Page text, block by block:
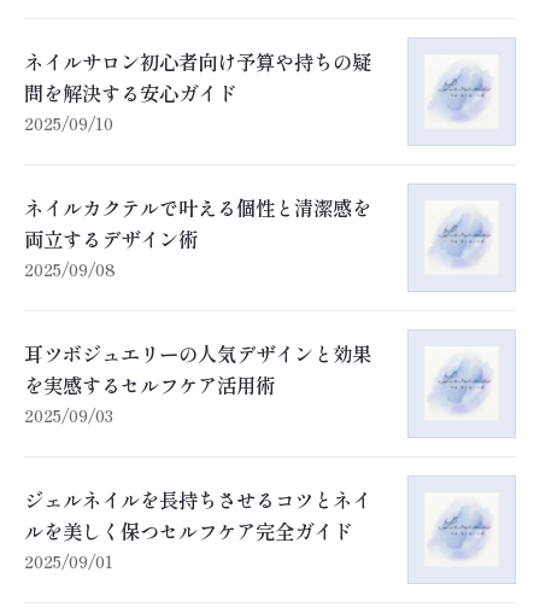
ネイルサロン初心者向け予算や持ちの疑
問を解決する安心ガイド
2025/09/10
ネイルカクテルで叶える個性と清潔感を
両立するデザイン術
2025/09/08
耳ツボジュエリーの人気デザインと効果
を実感するセルフケア活用術
2025/09/03
ジェルネイルを長持ちさせるコツとネイ
ルを美しく保つセルフケア完全ガイド
2025/09/01